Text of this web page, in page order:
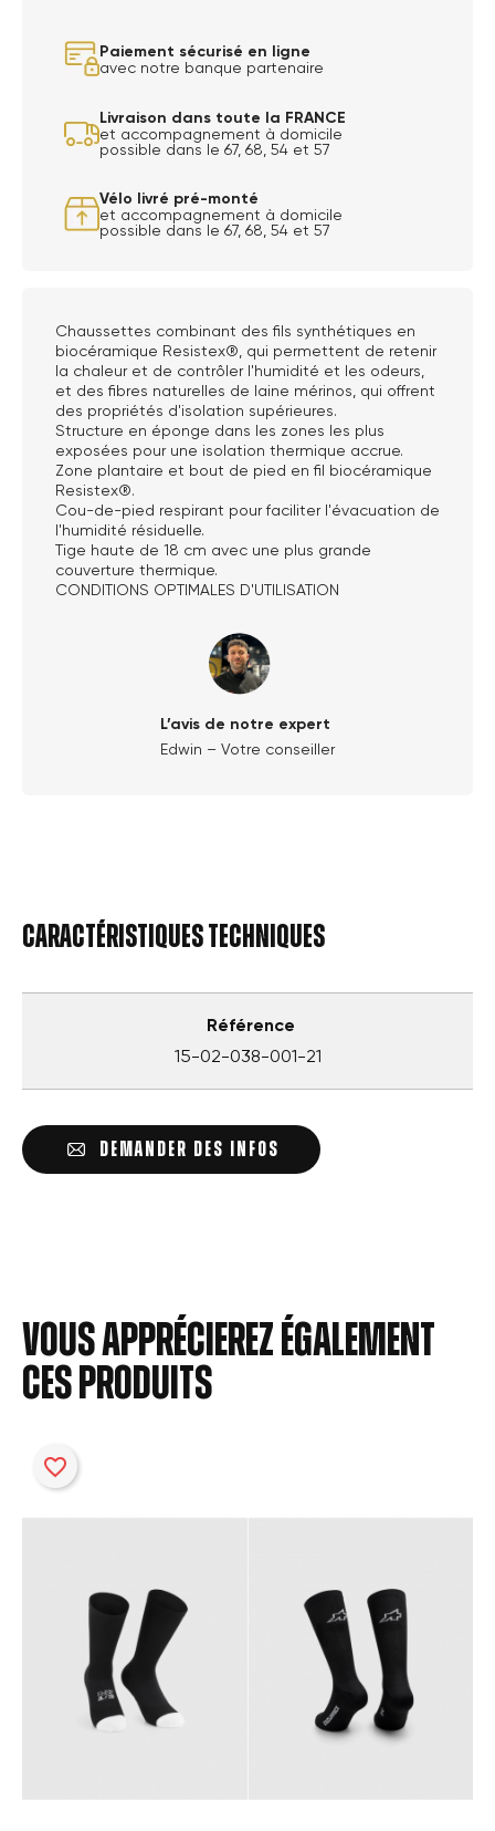
Paiement sécurisé en ligne
avec notre banque partenaire
Livraison dans toute la FRANCE
et accompagnement à domicile
possible dans le 67, 68, 54 et 57
Vélo livré pré-monté
et accompagnement à domicile
possible dans le 67, 68, 54 et 57
Chaussettes combinant des fils synthétiques en
biocéramique Resistex®, qui permettent de retenir
la chaleur et de contrôler l'humidité et les odeurs,
et des fibres naturelles de laine mérinos, qui offrent
des propriétés d'isolation supérieures.
Structure en éponge dans les zones les plus
exposées pour une isolation thermique accrue.
Zone plantaire et bout de pied en fil biocéramique
Resistex®.
Cou-de-pied respirant pour faciliter l'évacuation de
l'humidité résiduelle.
Tige haute de 18 cm avec une plus grande
couverture thermique.
CONDITIONS OPTIMALES D'UTILISATION
L’avis de notre expert
Edwin – Votre conseiller
Caractéristiques techniques
Référence
15-02-038-001-21
DEMANDER DES INFOS
Vous apprécierez également
ces produits
favorite_border